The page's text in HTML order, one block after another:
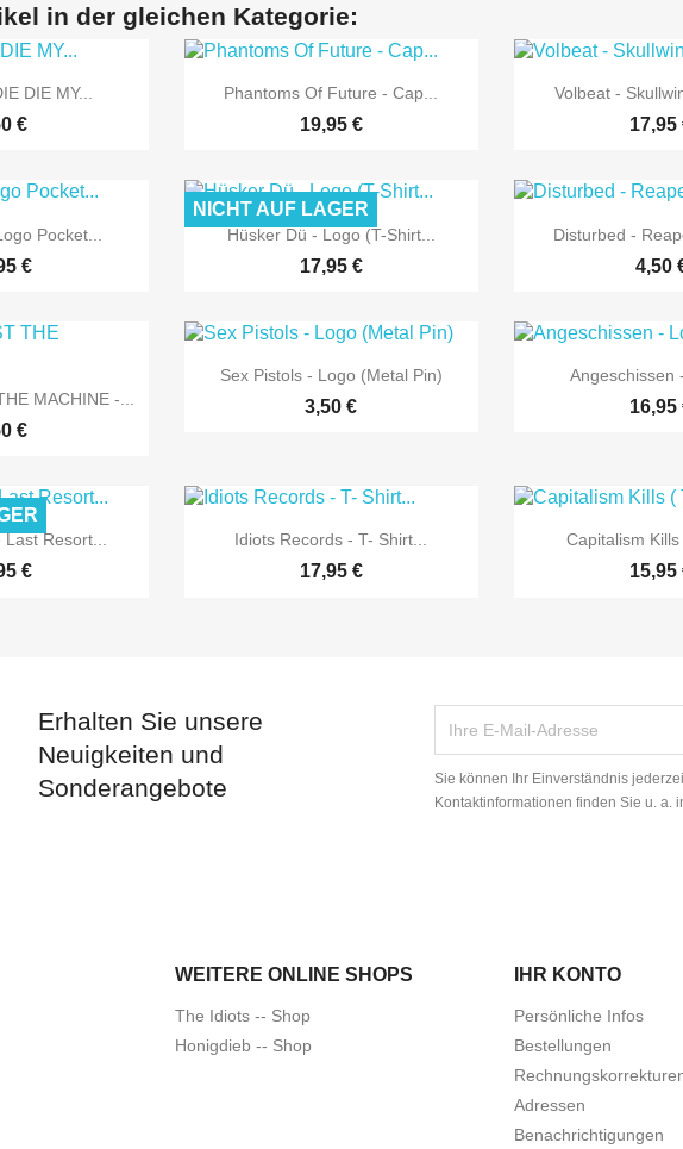
in der gleichen Kategorie:
DIE MY...
€
 Vorschau
Phantoms Of Future - Cap...
19,95 €

Volbeat -
17,95
Pocket...
€
 Vorschau
Hüsker Dü - Logo (T-Shirt...
17,95 €
NICHT AUF LAGER

Disturbed -
4,50
MACHINE -...
€
 Vorschau
Sex Pistols - Logo (Metal Pin)
3,50 €

Angeschissen
16,95
Last Resort...
€
 Vorschau
Idiots Records - T- Shirt...
17,95 €

Capitalism
15,95
Erhalten Sie unsere
Neuigkeiten und
Sonderangebote
Sie können Ihr Einverständnis
Kontaktinformationen finden Sie u. a.
WEITERE ONLINE SHOPS
The Idiots -- Shop
Honigdieb -- Shop
IHR KONTO
Persönliche Infos
Bestellungen
Adressen
Benachrichtigungen